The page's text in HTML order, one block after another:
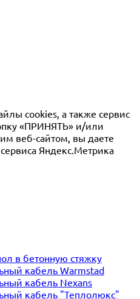
cookies, а также сервис
«ПРИНЯТЬ» и/или
веб-сайтом, вы даете
Яндекс.Метрика
в бетонную стяжку
кабель Warmstad
кабель Nexans
кабель "Теплолюкс"